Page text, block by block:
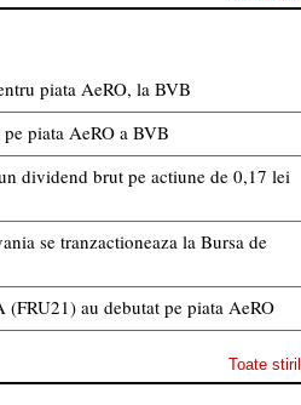
piata AeRO, la BVB
piata AeRO a BVB
dividend brut pe actiune de 0,17 lei
se tranzactioneaza la Bursa de
au debutat pe piata AeRO
Toate